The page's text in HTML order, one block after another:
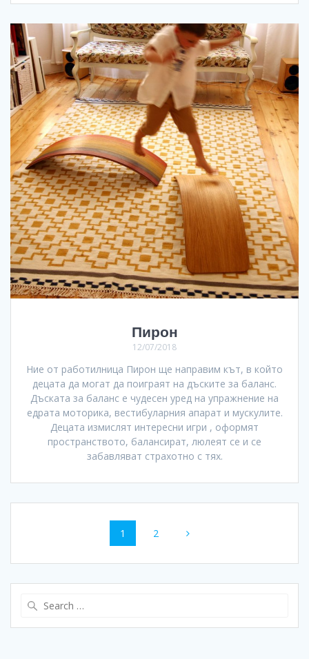
Пирон
12/07/2018
Ние от работилница Пирон ще направим кът, в който
децата да могат да поиграят на дъските за баланс.
Дъската за баланс е чудесен уред на упражнение на
едрата моторика, вестибуларния апарат и мускулите.
Децата измислят интересни игри , оформят
пространството, балансират, люлеят се и се
забавляват страхотно с тях.
navigation
Page
1 Page
2